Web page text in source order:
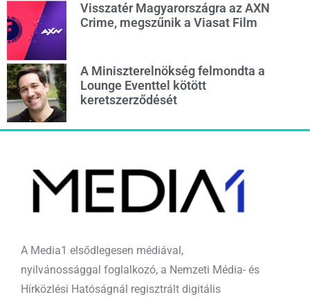
Visszatér Magyarországra az AXN
Crime, megszűnik a Viasat Film
A Miniszterelnökség felmondta a
Lounge Eventtel kötött
keretszerződését
A Media1 elsődlegesen médiával,
nyilvánossággal foglalkozó, a Nemzeti Média- és
Hírközlési Hatóságnál regisztrált digitális